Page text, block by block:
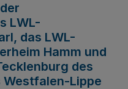
LWL-
das LWL-
Hamm und
des
Lippe